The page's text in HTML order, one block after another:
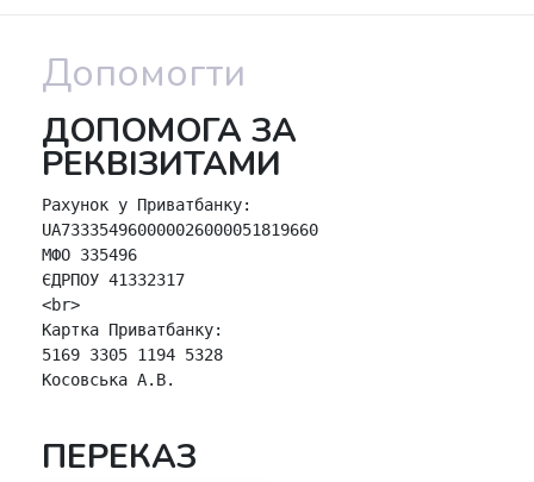
Допомогти
ДОПОМОГА ЗА
РЕКВІЗИТАМИ
Рахунок у Приватбанку:
UA733354960000026000051819660
МФО 335496
ЄДРПОУ 41332317
<br>
Картка Приватбанку:
5169 3305 1194 5328
Косовська А.В.
ПЕРЕКАЗ